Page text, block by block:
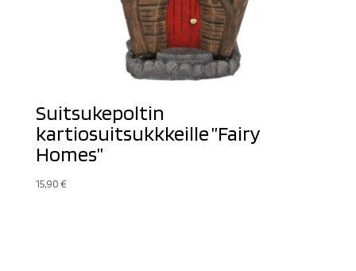
Suitsukepoltin
kartiosuitsukkkeille ”Fairy
Homes”
15,90€